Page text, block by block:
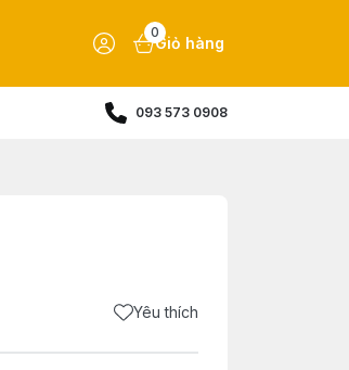
0
Giỏ hàng
093 573 0908
Yêu thích